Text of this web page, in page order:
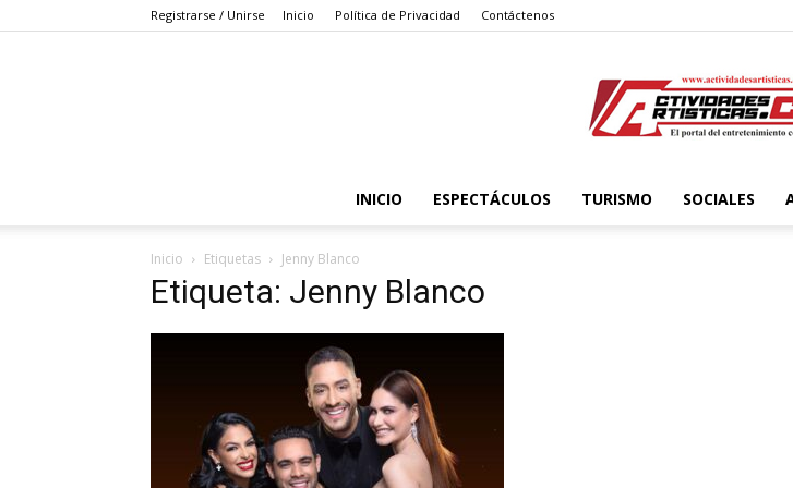
Registrarse / Unirse Inicio Política de Privacidad Contáctenos
INICIO ESPECTÁCULOS TURISMO SOCIALES
Inicio Etiquetas Jenny Blanco
Etiqueta: Jenny Blanco